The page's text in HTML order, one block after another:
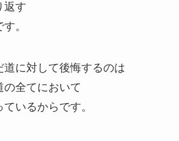
返す
。
道に対して後悔するのは
の全てにおいて
いるからです。